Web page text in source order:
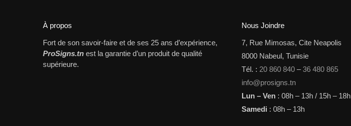
À propos
Fort de son savoir-faire et de ses 25 ans d’expérience,
ProSigns.tn est la garantie d’un produit de qualité
supérieure.
Nous Joindre
7, Rue Mimosas, Cite Neapolis
8000 Nabeul, Tunisie
Tél. : 20 860 840 –36 480 865
info@prosigns.tn
Lun – Ven : 08h – 13h / 15h – 18h
Samedi : 08h – 13h